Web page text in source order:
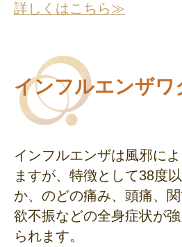
詳しくはこちら
インフルエンザワ
インフルエンザは風邪に
ますが、特徴として38度
か、のどの痛み、頭痛、
欲不振などの全身症状が
られます。